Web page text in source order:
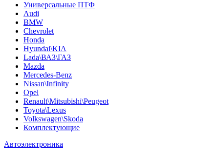
Универсальные ПТФ
Audi
BMW
Chevrolet
Honda
Hyundai\KIA
Lada\ВАЗ\ГАЗ
Mazda
Mercedes-Benz
Nissan\Infinity
Opel
Renault\Mitsubishi\Peugeot
Toyota\Lexus
Volkswagen\Skoda
Комплектующие
Автоэлектроника